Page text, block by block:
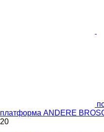
платформа ANDERE
20